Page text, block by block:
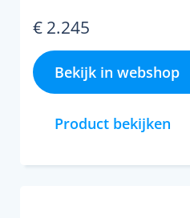
€ 2.245
Bekijk in webshop
Product bekijken